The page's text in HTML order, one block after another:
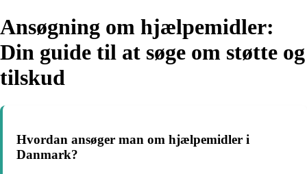
Ansøgning om hjælpemidler:
Din guide til at søge om støtte og
tilskud
Hvordan ansøger man om hjælpemidler i
Danmark?